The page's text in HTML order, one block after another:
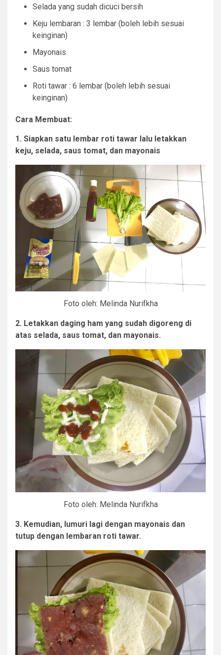
Selada yang sudah dicuci bersih
Keju lembaran : 3 lembar (boleh lebih sesuai
keinginan)
Mayonais
Saus tomat
Roti tawar : 6 lembar (boleh lebih sesuai
keinginan)
Cara Membuat:
1. Siapkan satu lembar roti tawar lalu letakkan
keju, selada, saus tomat, dan mayonais
Foto oleh: Melinda Nurifkha
2. Letakkan daging ham yang sudah digoreng di
atas selada, saus tomat, dan mayonais.
Foto oleh: Melinda Nurifkha
3. Kemudian, lumuri lagi dengan mayonais dan
tutup dengan lembaran roti tawar.